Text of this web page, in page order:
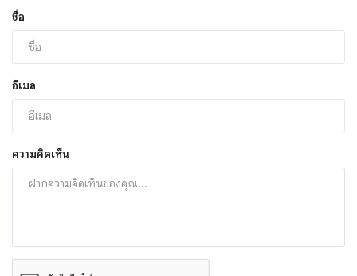
ชื่อ
อีเมล
ความคิดเห็น